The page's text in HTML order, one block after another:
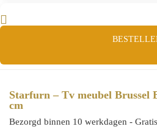
Starfurn – Tv meubel Brussel
cm
Bezorgd binnen 10 werkdagen -